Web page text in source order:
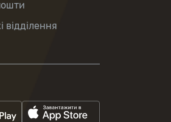
відділення